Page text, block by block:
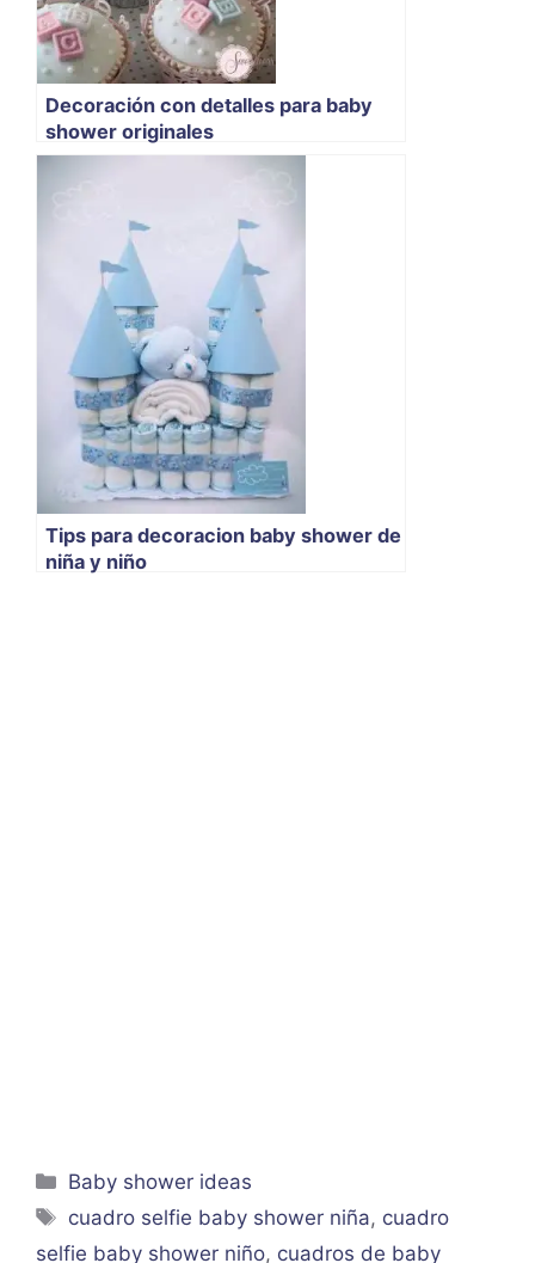
Decoración con detalles para baby
shower originales
Tips para decoracion baby shower de
niña y niño
Categorías
Baby shower ideas
Etiquetas
cuadro selfie baby shower niña, cuadro
selfie baby shower niño, cuadros de baby